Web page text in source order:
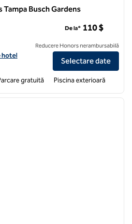
Tampa Busch Gardens
pentru zona Hampton Inn & Suites
hotel
De la* 110 $
Reducere Honors nerambursabilă
Selectare date
gratuită Piscina exterioară